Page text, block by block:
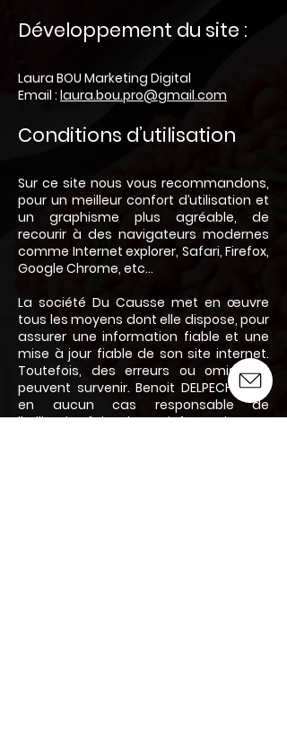
Développement du site :
Laura BOU Marketing Digital
Email : laura.bou.pro@gmail.com
Conditions d’utilisation
Sur ce site nous vous recommandons,
pour un meilleur confort d’utilisation et
un graphisme plus agréable, de
recourir à des navigateurs modernes
comme Internet explorer, Safari, Firefox,
Google Chrome, etc…
La société Du Causse met en œuvre
tous les moyens dont elle dispose, pour
assurer une information fiable et une
mise à jour fiable de son site internet.
Toutefois, des erreurs ou omissions
peuvent survenir. Benoit DELPECH n’est
en aucun cas responsable de
l’utilisation faite de ces informations, et